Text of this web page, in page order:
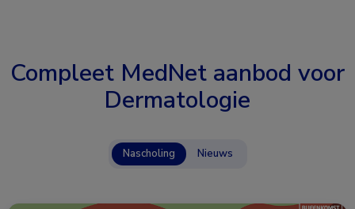
Compleet MedNet aanbod voor
Dermatologie
Nascholing Nieuws